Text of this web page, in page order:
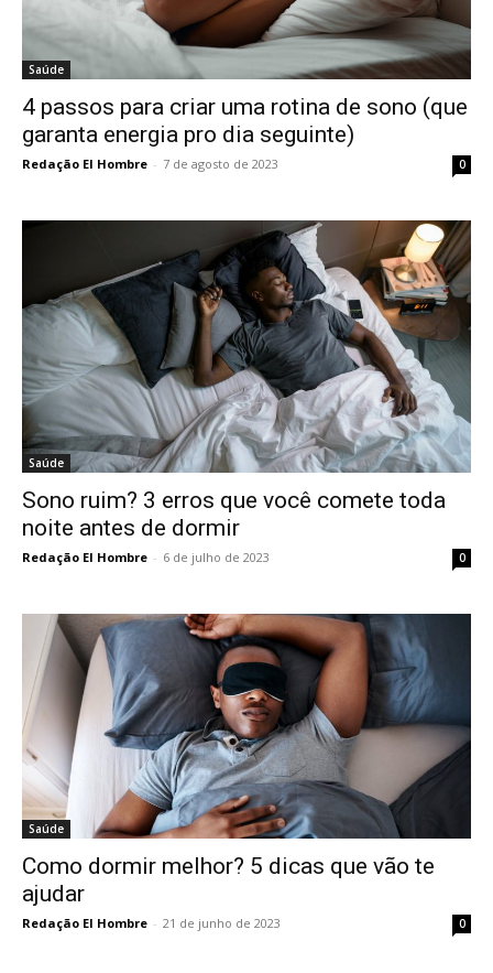
Saúde
4 passos para criar uma rotina de sono (que
garanta energia pro dia seguinte)
Redação El Hombre - 7 de agosto de 2023 0
Saúde
Sono ruim? 3 erros que você comete toda
noite antes de dormir
Redação El Hombre - 6 de julho de 2023 0
Saúde
Como dormir melhor? 5 dicas que vão te
ajudar
Redação El Hombre - 21 de junho de 2023 0